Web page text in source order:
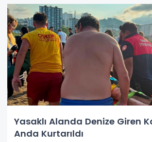
Yasaklı Alanda Denize Giren
Anda Kurtarıldı